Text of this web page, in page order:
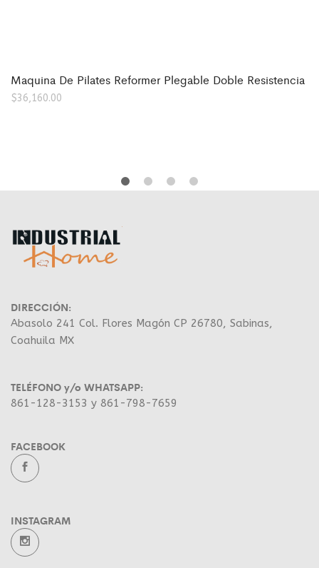
Maquina De Pilates Reformer Plegable Doble Resistencia
$36,160.00
DIRECCIÓN:
Abasolo 241 Col. Flores Magón CP 26780, Sabinas,
Coahuila MX
TELÉFONO y/o WHATSAPP:
861-128-3153 y 861-798-7659
FACEBOOK
INSTAGRAM